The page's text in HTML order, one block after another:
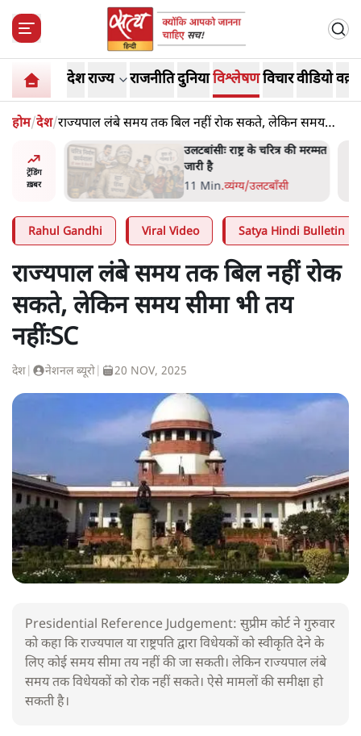
देशराज्य राजनीतिदुनियाविश्लेषणविचारवीडियो
होम/देश/राज्यपाल लंबे समय तक बिल नहीं रोक सकते, लेकिन समय
सीमा भी तय नहींःSC
ट्रेंडिंग
ख़बर
पर
उलटबांसीः राष्ट्र के चरित्र की मरम्मत
जारी है
11 Min.व्यंग्य/उलटबाँसी
Rahul Gandhi Viral Video Satya Hindi Bulletin
राज्यपाल लंबे समय तक बिल नहीं रोक
सकते, लेकिन समय सीमा भी तय
नहींःSC
देश नेशनल ब्यूरो 20 NOV, 2025
Presidential Reference Judgement: सुप्रीम कोर्ट ने गुरुवार
को कहा कि राज्यपाल या राष्ट्रपति द्वारा विधेयकों को स्वीकृति देने के
लिए कोई समय सीमा तय नहीं की जा सकती। लेकिन राज्यपाल लंबे
समय तक विधेयकों को रोक नहीं सकते। ऐसे मामलों की समीक्षा हो
सकती है।